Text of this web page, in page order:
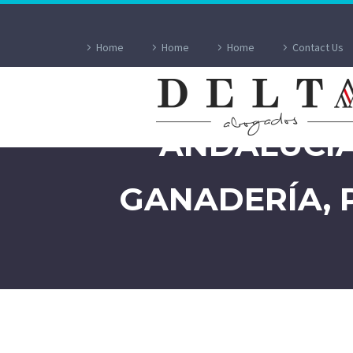
Home
Home Home Contact Us
RECURSO 69/
GANADERÍA,